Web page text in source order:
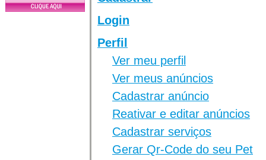
Login
Perfil
Ver meu perfil
Ver meus anúncios
Cadastrar anúncio
Reativar e editar anúncios
Cadastrar serviços
Gerar Qr-Code do seu Pet